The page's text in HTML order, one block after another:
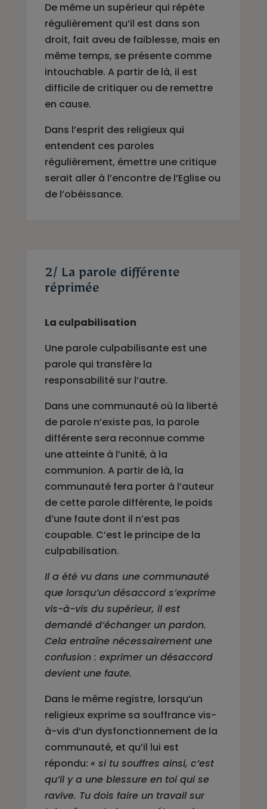
De même un supérieur qui répète
régulièrement qu’il est dans son
droit, fait aveu de faiblesse, mais en
même temps, se présente comme
intouchable. A partir de là, il est
difficile de critiquer ou de remettre
en cause.
Dans l’esprit des religieux qui
entendent ces paroles
régulièrement, émettre une critique
serait aller à l’encontre de l’Eglise ou
de l’obéissance.
2/ La parole différente
réprimée
La culpabilisation
Une parole culpabilisante est une
parole qui transfère la
responsabilité sur l’autre.
Dans une communauté où la liberté
de parole n’existe pas, la parole
différente sera reconnue comme
une atteinte à l’unité, à la
communion. A partir de là, la
communauté fera porter à l’auteur
de cette parole différente, le poids
d’une faute dont il n’est pas
coupable. C’est le principe de la
culpabilisation.
Il a été vu dans une communauté
que lorsqu’un désaccord s’exprime
vis-à-vis du supérieur, il est
demandé d’échanger un pardon.
Cela entraîne nécessairement une
confusion : exprimer un désaccord
devient une faute.
Dans le même registre, lorsqu’un
religieux exprime sa souffrance vis-
à-vis d’un dysfonctionnement de la
communauté, et qu’il lui est
répondu: « si tu souffres ainsi, c’est
qu’il y a une blessure en toi qui se
ravive. Tu dois faire un travail sur